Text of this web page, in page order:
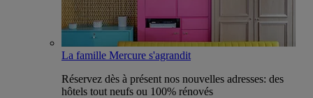
La famille Mercure s'agrandit
Réservez dès à présent nos nouvelles adresses: des
hôtels tout neufs ou 100% rénovés